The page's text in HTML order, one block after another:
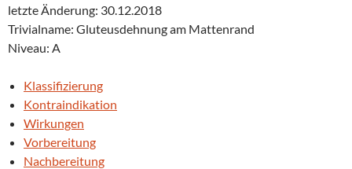
letzte Änderung: 30.12.2018
Trivialname: Gluteusdehnung am Mattenrand
Niveau: A
Klassifizierung
Kontraindikation
Wirkungen
Vorbereitung
Nachbereitung